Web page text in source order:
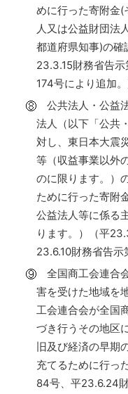
めに行った寄附金
人又は公益財団法
都道府県知事)の
23.3.15財務省告
174号により追加
公共法人・公益
法人（以下「公共
対し、東日本大震
等（収益事業以外
のに限ります。）
ために行った寄附
公益法人等に係る
ります。）（平
23.6.10財務省告示
全国商工会連合
害を受けた地域を
工会連合会が全国
づき行うその地区
旧及び経済の早期
充てるために行っ
84号、平23.6.24